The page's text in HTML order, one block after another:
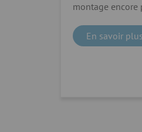
montage encore
En savoir plus